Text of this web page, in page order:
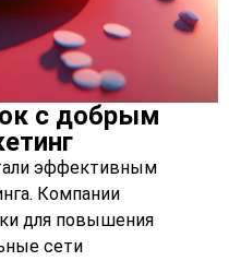
с добрым
эффективным
Компании
для повышения
сети